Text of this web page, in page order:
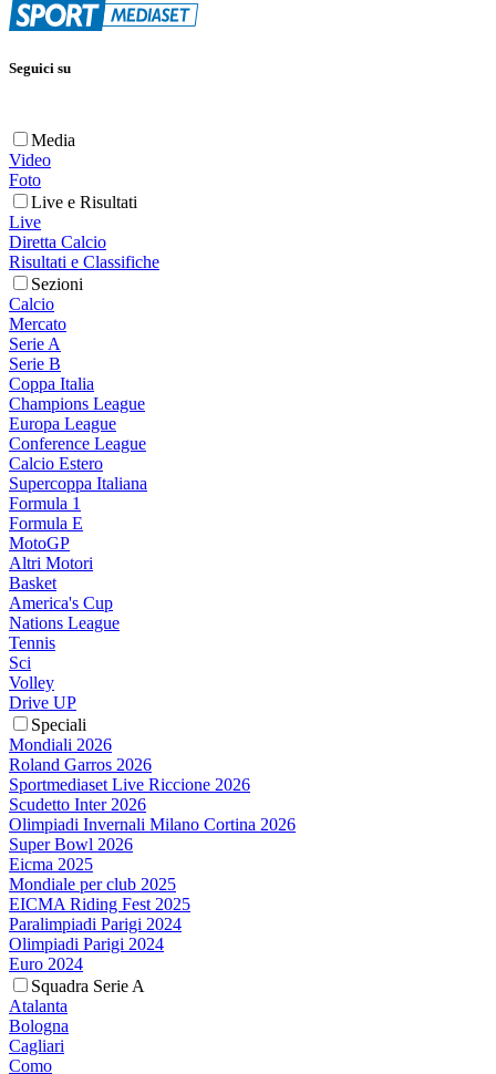
Seguici su
Media
Video
Foto
Live e Risultati
Live
Diretta Calcio
Risultati e Classifiche
Sezioni
Calcio
Mercato
Serie A
Serie B
Coppa Italia
Champions League
Europa League
Conference League
Calcio Estero
Supercoppa Italiana
Formula 1
Formula E
MotoGP
Altri Motori
Basket
America's Cup
Nations League
Tennis
Sci
Volley
Drive UP
Speciali
Mondiali 2026
Roland Garros 2026
Sportmediaset Live Riccione 2026
Scudetto Inter 2026
Olimpiadi Invernali Milano Cortina 2026
Super Bowl 2026
Eicma 2025
Mondiale per club 2025
EICMA Riding Fest 2025
Paralimpiadi Parigi 2024
Olimpiadi Parigi 2024
Euro 2024
Squadra Serie A
Atalanta
Bologna
Cagliari
Como